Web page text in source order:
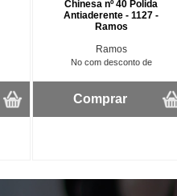
Chinesa nº 40 Polida
Antiaderente - 1127 -
Ramos
Ramos
No com desconto de
Comprar